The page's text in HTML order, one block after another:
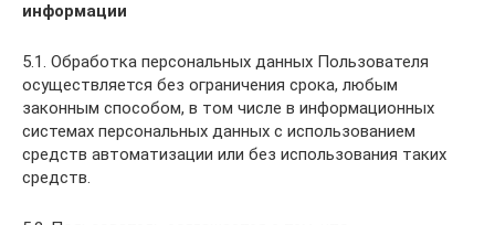
информации
5.1. Обработка персональных данных Пользователя
осуществляется без ограничения срока, любым
законным способом, в том числе в информационных
системах персональных данных с использованием
средств автоматизации или без использования таких
средств.